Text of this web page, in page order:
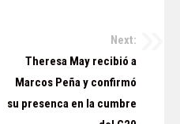
Next:
Theresa May recibió a
Marcos Peña y confirmó
su presenca en la cumbre